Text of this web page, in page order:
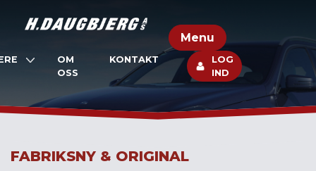
Menu
OM
OSS
KONTAKT
LOG
IND
FABRIKSNY & ORIGINAL